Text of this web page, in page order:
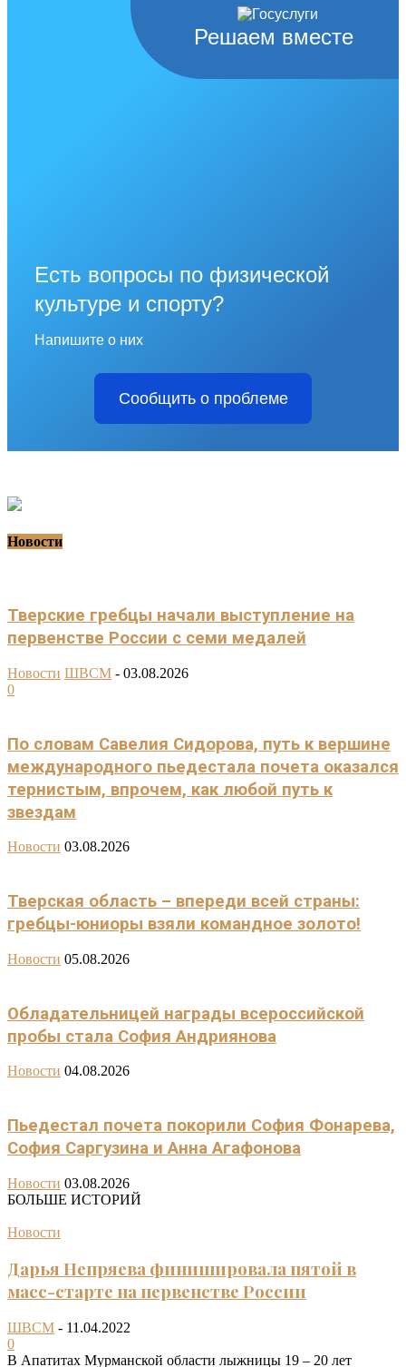
Решаем вместе
Есть вопросы по физической
культуре и спорту?
Напишите о них
Сообщить о проблеме
Новости
Тверские гребцы начали выступление на
первенстве России с семи медалей
Новости ШВСМ - 03.08.2026
0
По словам Савелия Сидорова, путь к вершине
международного пьедестала почета оказался
тернистым, впрочем, как любой путь к
звездам
Новости 03.08.2026
Тверская область – впереди всей страны:
гребцы-юниоры взяли командное золото!
Новости 05.08.2026
Обладательницей награды всероссийской
пробы стала София Андриянова
Новости 04.08.2026
Пьедестал почета покорили София Фонарева,
София Саргузина и Анна Агафонова
Новости 03.08.2026
БОЛЬШЕ ИСТОРИЙ
Новости
Дарья Непряева финишировала пятой в
масс-старте на первенстве России
ШВСМ - 11.04.2022
0
В Апатитах Мурманской области лыжницы 19 – 20 лет